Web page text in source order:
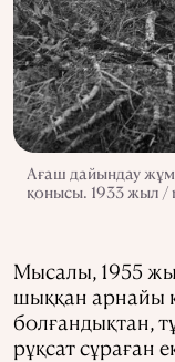
Ағаш дайындау
қонысы. 1933 жыл /
Мысалы, 1955
шыққан арнайы
болғандықтан,
рұқсат сұраған